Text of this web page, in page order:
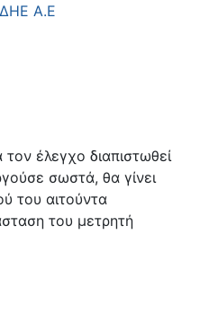
Α.Ε
έλεγχο διαπιστωθεί
σωστά, θα γίνει
του αιτούντα
του μετρητή